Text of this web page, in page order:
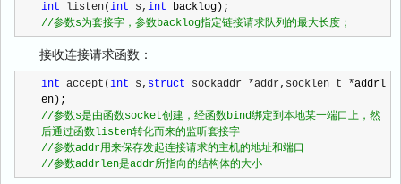
int listen(int s, int
//参数s为套接字，参数backlog指定链接请求队列的最大长度；
接收连接请求函数：
int accept(int s, struct sockaddr *addr,socklen_t *addrl
//参数s是由函数socket创建，经函数bind绑定到本地某一端口上，然
//
//参数addrlen是addr所指向的结构体的大小